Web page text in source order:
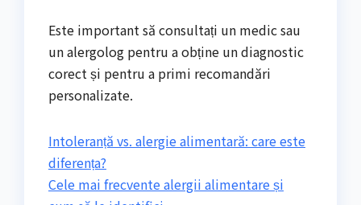
Este important să consultați un medic sau
un alergolog pentru a obține un diagnostic
corect și pentru a primi recomandări
personalizate.
Intoleranță vs. alergie alimentară: care este
diferența?
Cele mai frecvente alergii alimentare și